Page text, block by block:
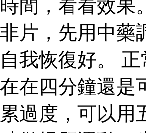
時間，看看效果
非片，先用中藥
自我恢復好。
在在四分鐘還是
累過度，可以用